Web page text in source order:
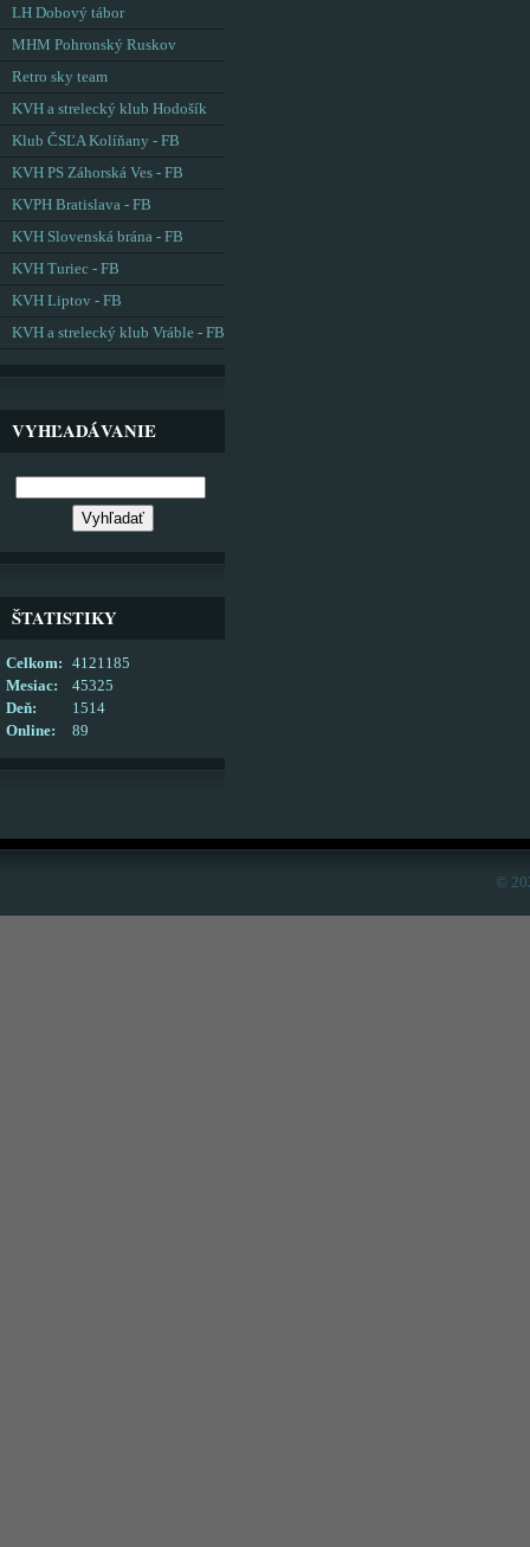
LH Dobový tábor
MHM Pohronský Ruskov
Retro sky team
KVH a strelecký klub Hodošík
Klub ČSĽA Kolíňany - FB
KVH PS Záhorská Ves - FB
KVPH Bratislava - FB
KVH Slovenská brána - FB
KVH Turiec - FB
KVH Liptov - FB
KVH a strelecký klub Vráble - FB
VYHĽADÁVANIE
ŠTATISTIKY
Online: 89
Celkom:
4121185
Mesiac:
45325
Deň:
1514
©